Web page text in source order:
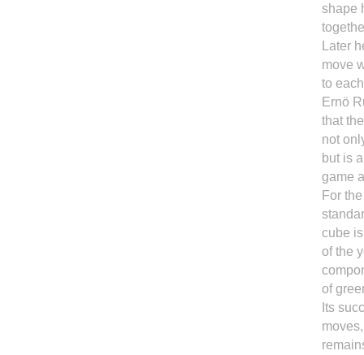
shape
Later
move
to
Ernö
that
not
but is
game
For
cube
of the
of
Its